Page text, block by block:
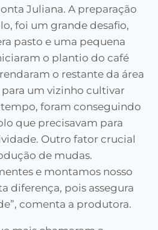
Juliana. A preparação
foi um grande desafio,
pasto e uma pequena
o plantio do café
o restante da área
um vizinho cultivar
tempo, foram conseguindo
que precisavam para
Outro fator crucial
de mudas.
e montamos nosso
diferença, pois assegura
comenta a produtora.